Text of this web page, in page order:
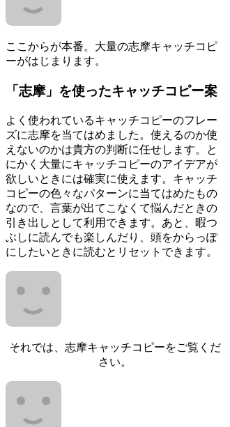
ここからが本番。大量の志摩キャッチコピ
ーがはじまります。
「志摩」を使ったキャッチコピー案
よく使われているキャッチコピーのフレー
ズに志摩を当てはめました。使えるのか使
えないのかは貴方の判断に任せします。と
にかく大量にキャッチコピーのアイデアが
欲しいときには確実に使えます。キャッチ
コピーの色々なパターンに当てはめたもの
なので、言葉が出てこなくて悩んだときの
引き出しとして利用できます。あと、暇つ
ぶしに読んでも楽しんだり、頭をからっぽ
にしたいときに読むとリセットできます。
それでは、志摩キャッチコピーをご覧くだ
さい。